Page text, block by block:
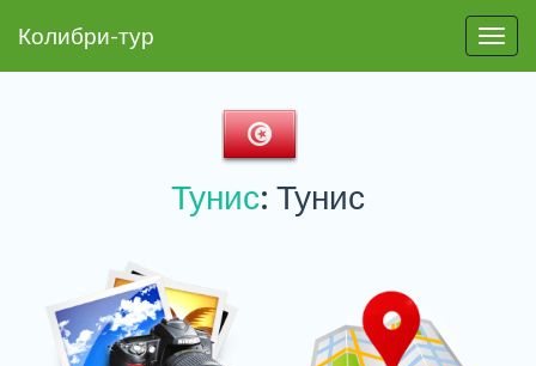
Колибри-тур
Тунис: Тунис